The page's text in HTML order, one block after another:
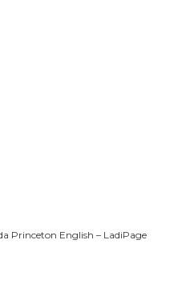
Princeton English – LadiPage